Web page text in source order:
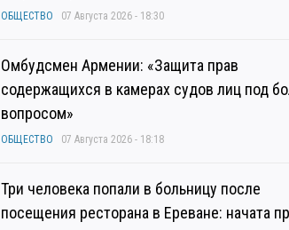
ОБЩЕСТВО 07 Августа 2026 - 18:30
Омбудсмен Армении: «Защита прав
содержащихся в камерах судов лиц под
вопросом»
ОБЩЕСТВО 07 Августа 2026 - 18:18
Три человека попали в больницу после
посещения ресторана в Ереване: начата